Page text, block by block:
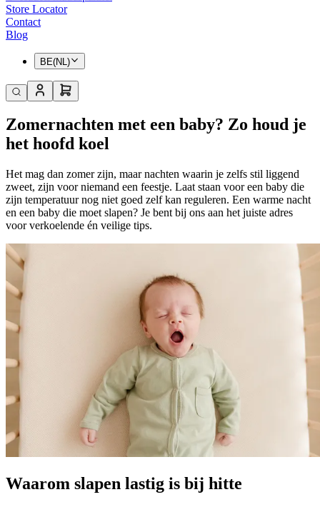
Store Locator
Contact
Blog
BE(NL)
Zomernachten met een baby? Zo houd je
het hoofd koel
Het mag dan zomer zijn, maar nachten waarin je zelfs stil liggend
zweet, zijn voor niemand een feestje. Laat staan voor een baby die
zijn temperatuur nog niet goed zelf kan reguleren. Een warme nacht
en een baby die moet slapen? Je bent bij ons aan het juiste adres
voor verkoelende én veilige tips.
Waarom slapen lastig is bij hitte